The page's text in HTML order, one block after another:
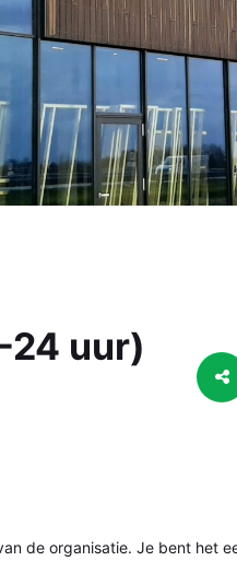
uur)
de organisatie. Je bent het